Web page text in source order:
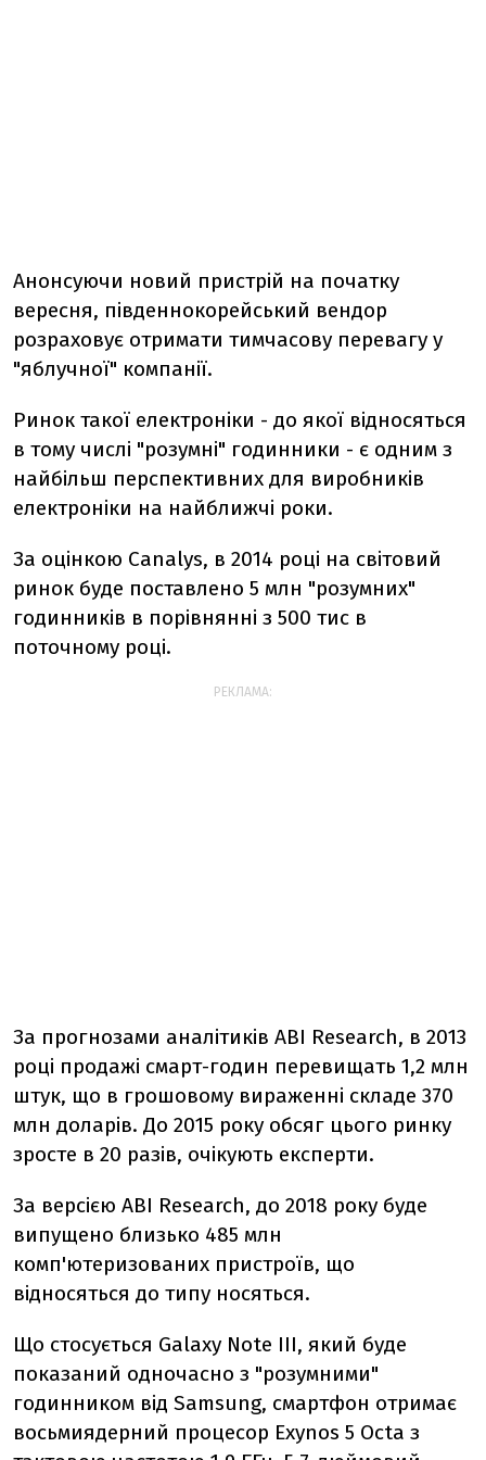
Анонсуючи новий пристрій на початку
вересня, південнокорейський вендор
розраховує отримати тимчасову перевагу у
"яблучної" компанії.
Ринок такої електроніки - до якої відносяться
в тому числі "розумні" годинники - є одним з
найбільш перспективних для виробників
електроніки на найближчі роки.
За оцінкою Canalys, в 2014 році на світовий
ринок буде поставлено 5 млн "розумних"
годинників в порівнянні з 500 тис в
поточному році.
РЕКЛАМА:
За прогнозами аналітиків ABI Research, в 2013
році продажі смарт-годин перевищать 1,2 млн
штук, що в грошовому вираженні складе 370
млн доларів. До 2015 року обсяг цього ринку
зросте в 20 разів, очікують експерти.
За версією ABI Research, до 2018 року буде
випущено близько 485 млн
комп'ютеризованих пристроїв, що
відносяться до типу носяться.
Що стосується Galaxy Note III, який буде
показаний одночасно з "розумними"
годинником від Samsung, смартфон отримає
восьмиядерний процесор Exynos 5 Octa з